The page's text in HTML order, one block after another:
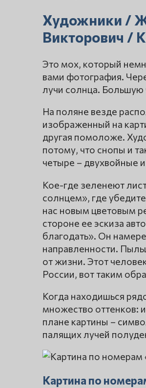
Художники /
Викторович /
Это мох, который
вами фотография.
лучи солнца. Большую
На поляне везде
изображенный на
другая помоложе.
потому, что снопы и
четыре – двухвойные
Кое-где зеленеют
солнцем», где
нас новым цветовым
стороне ее эскиза
благодать». Он
направленности.
от жизни. Этот
России, вот таким
Когда находишься
множество оттенков:
плане картины –
палящих лучей
Картина по